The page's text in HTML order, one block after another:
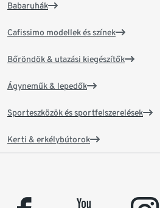
Babaruhák
Cafissimo modellek és színek
Bőröndök & utazási kiegészítők
Ágyneműk & lepedők
Sporteszközök és sportfelszerelések
Kerti & erkélybútorok